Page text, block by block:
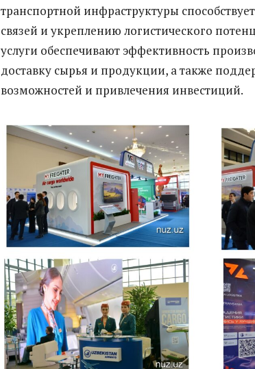
транспортной инфраструктуры
связей и укреплению логистического
услуги обеспечивают эффективность
доставку сырья и продукции, а также
возможностей и привлечения инвестиций.